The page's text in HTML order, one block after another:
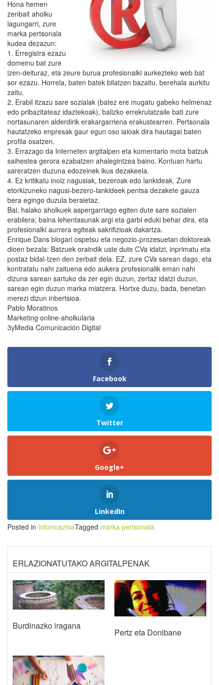
Hona hemen
zenbait aholku
lagungarri, zure
marka pertsonala
kudea dezazun:
1. Erregistra ezazu
domeinu bat zure
izen-deituraz, eta zeure burua profesionalki aurkezteko web bat
sor ezazu. Horrela, baten batek bilatzen bazaitu, berehala aurkitu
zaitu.
2. Erabil itzazu sare sozialak (batez ere mugatu gabeko helmenaz
edo pribazitateaz idaztekoak), balizko errekrutatzaile bati zure
nortasunaren alderdirik erakargarriena erakustearren. Pertsonala
hautatzeko enpresak gaur egun oso iaioak dira hautagai baten
profila osatzen.
3. Errazago da Interneten argitalpen eta komentario mota batzuk
saihestea gerora ezabatzen ahalegintzea baino. Kontuan hartu
sareratzen duzuna edozeinek ikus dezakeela.
4. Ez kritikatu inoiz nagusiak, bezeroak edo lankideak. Zure
etorkizuneko nagusi-bezero-lankideek pentsa dezakete gauza
bera egingo duzula beraietaz.
Bai, halako aholkuek aspergarriago egiten dute sare sozialen
erabilera; baina lehentasunak argi eta garbi eduki behar dira, eta
profesionalki aurrera egiteak sakrifizioak dakartza.
Enrique Dans blogari ospetsu eta negozio-prozesuetan doktoreak
dioen bezala: Batzuek oraindik uste dute CVa idatzi, inprimatu eta
postaz bidal-tzen den zerbait dela. EZ, zure CVa sarean dago, eta
kontratatu nahi zaituena edo aukera profesionalik eman nahi
dizuna sarean sartuko da zer egin duzun, zertaz idatzi duzun,
sarean egin duzun marka miatzera. Hortxe duzu, bada, benetan
merezi dizun inbertsioa.
Pablo Moratinos
Marketing online-aholkularia
3yMedia Comunicación Digital
Facebook
Twitter
Google+
LinkedIn
Posted in InformazioaTagged marka pertsonala
ERLAZIONATUTAKO ARGITALPENAK
Burdinazko iragana
Pertz eta Donibane